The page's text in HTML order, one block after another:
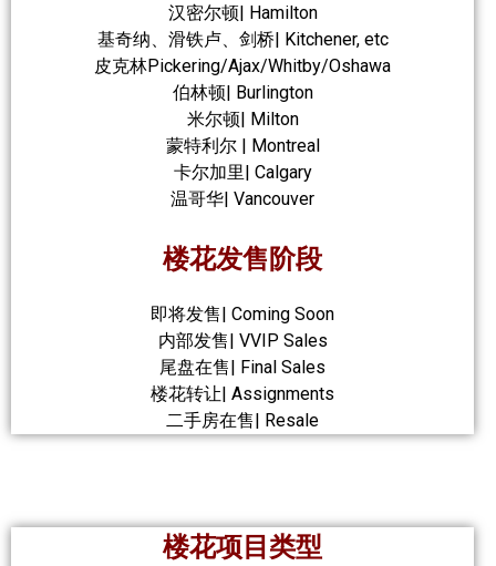
汉密尔顿| Hamilton
基奇纳、滑铁卢、剑桥| Kitchener, etc
皮克林Pickering/Ajax/Whitby/Oshawa
伯林顿| Burlington
米尔顿| Milton
蒙特利尔 | Montreal
卡尔加里| Calgary
温哥华| Vancouver
楼花发售阶段
即将发售| Coming Soon
内部发售| VVIP Sales
尾盘在售| Final Sales
楼花转让| Assignments
二手房在售| Resale
楼花项目类型